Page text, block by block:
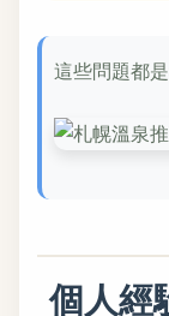
這些問題都
個人經